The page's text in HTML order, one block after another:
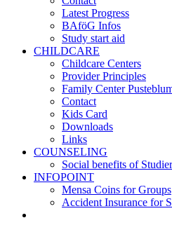
Latest Progress
BAföG Infos
Study start aid
CHILDCARE
Childcare Centers
Provider Principles
Family Center
Contact
Kids Card
Downloads
Links
COUNSELING
Social benefits of
INFOPOINT
Mensa Coins for Groups
Accident Insurance for